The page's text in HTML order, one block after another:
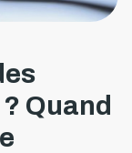
Quand